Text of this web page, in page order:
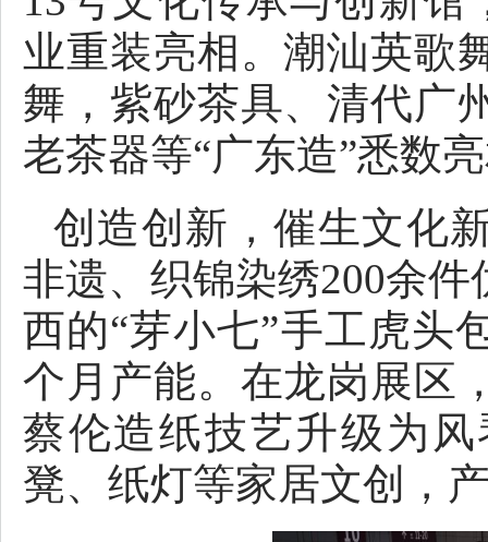
业重装亮相。潮汕英歌
舞，紫砂茶具、清代广
老茶器等“广东造”悉数
创造创新，催生文化
非遗、织锦染绣200余
西的“芽小七”手工虎头
个月产能。在龙岗展区
蔡伦造纸技艺升级为
凳、纸灯等家居文创，